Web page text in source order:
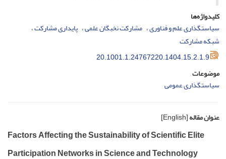
کلیدواژه‌ها
سیاستگذاری علم و فناوری مشارکت نخبگان علمی پایداری مشارکت
شبکه مشارکت
20.1001.1.24767220.1404.15.2.1.9
موضوعات
سیاستگذاری عمومی
عنوان مقاله[English]
Factors Affecting the Sustainability of Scientific Elite
Participation Networks in Science and Technology